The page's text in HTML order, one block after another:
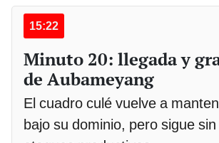
15:22
Minuto 20: llegada y
de Aubameyang
El cuadro culé vuelve a
bajo su dominio, pero sigue